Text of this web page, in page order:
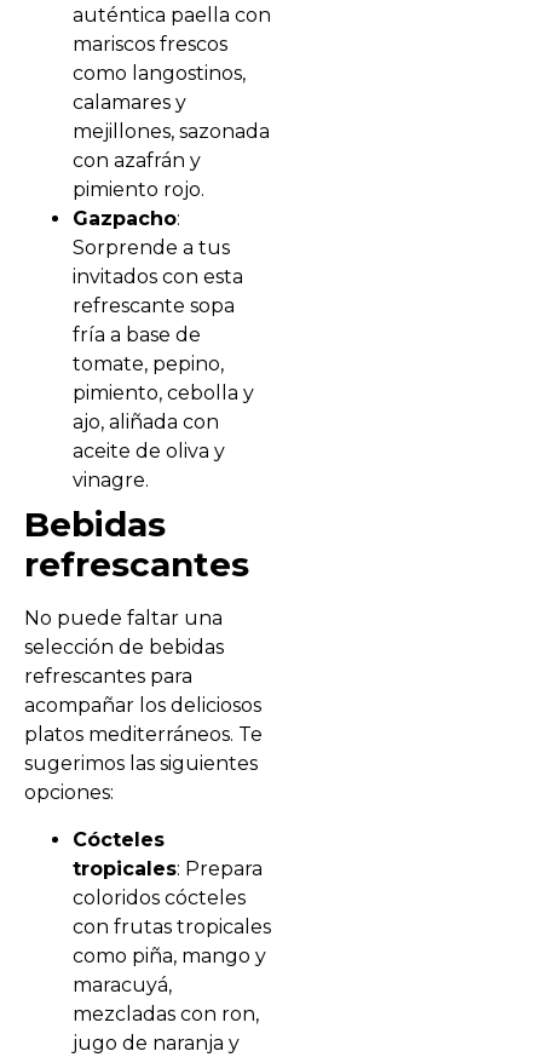
auténtica paella con
mariscos frescos
como langostinos,
calamares y
mejillones, sazonada
con azafrán y
pimiento rojo.
Gazpacho:
Sorprende a tus
invitados con esta
refrescante sopa
fría a base de
tomate, pepino,
pimiento, cebolla y
ajo, aliñada con
aceite de oliva y
vinagre.
Bebidas
refrescantes
No puede faltar una
selección de bebidas
refrescantes para
acompañar los deliciosos
platos mediterráneos. Te
sugerimos las siguientes
opciones:
Cócteles
tropicales: Prepara
coloridos cócteles
con frutas tropicales
como piña, mango y
maracuyá,
mezcladas con ron,
jugo de naranja y